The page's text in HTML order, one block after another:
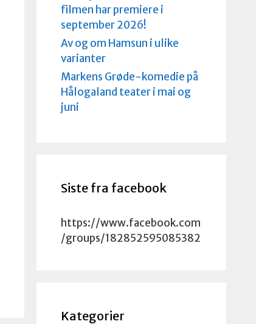
filmen har premiere i
september 2026!
Av og om Hamsun i ulike
varianter
Markens Grøde-komedie på
Hålogaland teater i mai og
juni
Siste fra facebook
https://www.facebook.com
/groups/182852595085382
Kategorier